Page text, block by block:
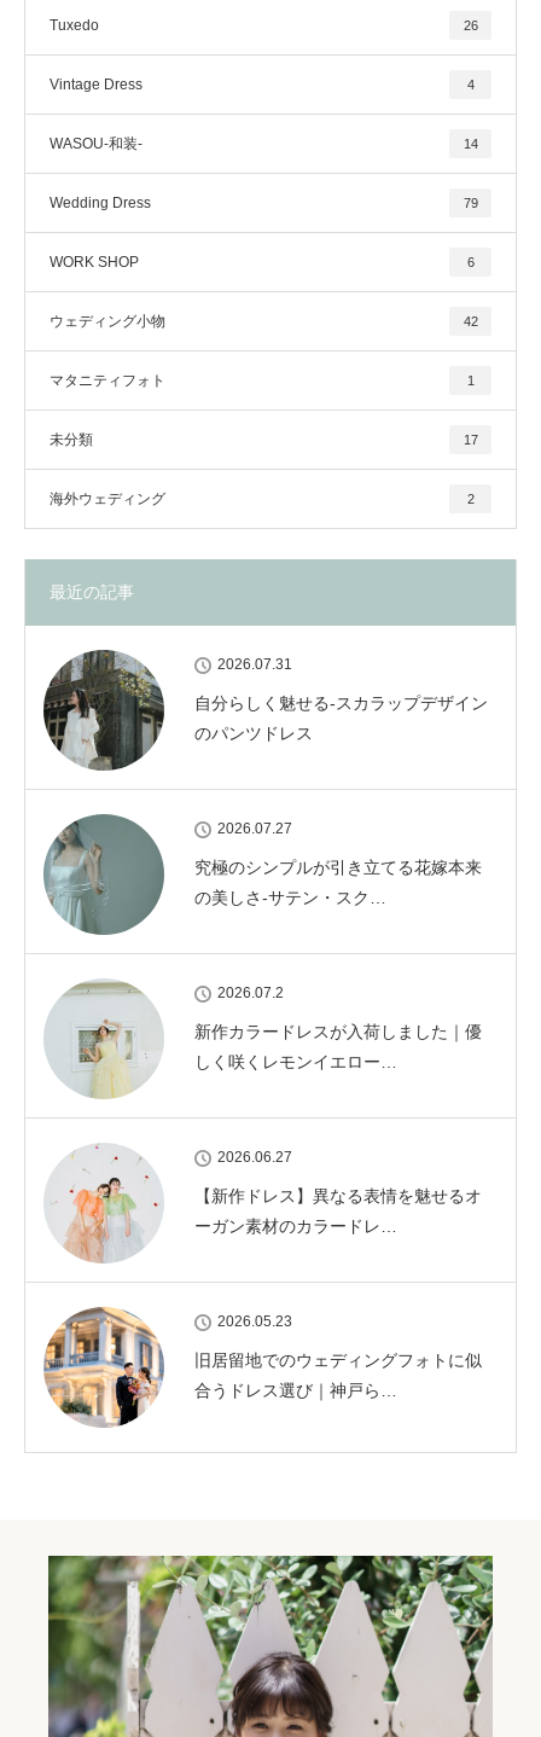
Tuxedo 26
Vintage Dress 4
WASOU-和装- 14
Wedding Dress 79
WORK SHOP 6
ウェディング小物 42
マタニティフォト 1
未分類 17
海外ウェディング 2
最近の記事
2026.07.31
自分らしく魅せる-スカラップデザイン
のパンツドレス
2026.07.27
究極のシンプルが引き立てる花嫁本来
の美しさ-サテン・スク…
2026.07.2
新作カラードレスが入荷しました｜優
しく咲くレモンイエロー…
2026.06.27
【新作ドレス】異なる表情を魅せるオ
ーガン素材のカラードレ…
2026.05.23
旧居留地でのウェディングフォトに似
合うドレス選び｜神戸ら…